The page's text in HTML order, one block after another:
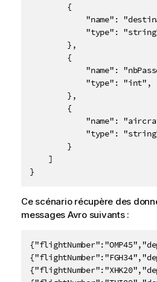
        {
"name":
"type":
        },
        {
"name":
            "type": "int",
        },
        {
"name":
"type":
        }
    ]
}
Ce scénario récupère des
messages Avro suivants :